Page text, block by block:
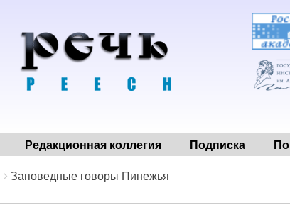
Редакционная коллегия Подписка
Заповедные говоры Пинежья